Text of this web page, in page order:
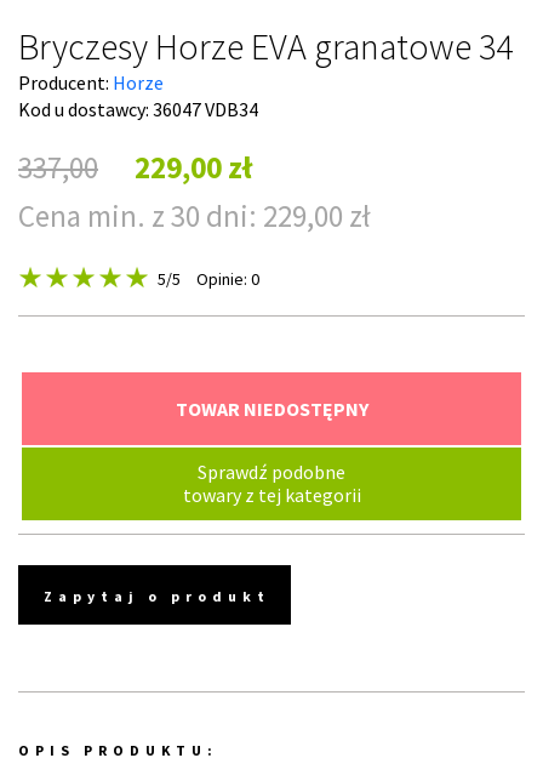
Bryczesy Horze EVA granatowe 34
Producent: Horze
Kod u dostawcy: 36047 VDB34
337,00
229,00 zł
Cena min. z 30 dni: 229,00 zł
5/5 Opinie: 0
TOWAR NIEDOSTĘPNY
Sprawdź podobne
towary z tej kategorii
Zapytaj o produkt
OPIS PRODUKTU: